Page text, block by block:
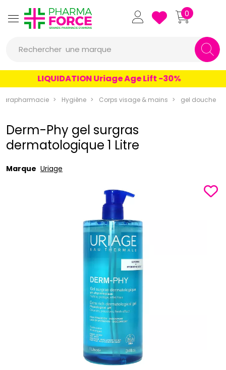
Pharmaforce Grande Pharmacie
0
Rechercher
un produit
une marque
LIQUIDATION Uriage Age Lift -30%
Parapharmacie Hygiène Corps visage & mains gel douche
Derm-Phy gel surgras
dermatologique 1 Litre
Marque Uriage